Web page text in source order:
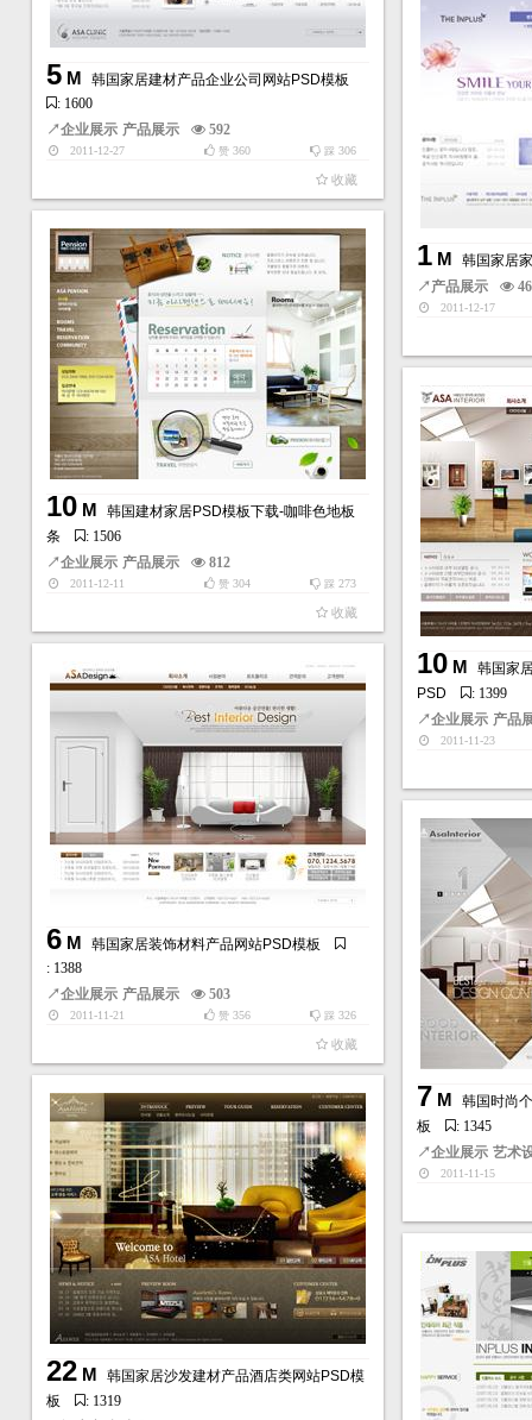
5M
韩国家居建材产品企业公司网站PSD模板
: 1600
↗企业展示 产品展示 592
2011-12-27 踩 306
赞360
收藏
1M
韩国家居
↗产品展示
2011-12-17
10M
韩国建材家居PSD模板下载-咖啡色地板
条
: 1506
↗企业展示 产品展示 812
2011-12-11 踩 273
赞304
收藏
10M
韩国家
PSD
: 1399
↗企业展示 产品
2011-11-23
6M
韩国家居装饰材料产品网站PSD模板
: 1388
↗企业展示 产品展示 503
2011-11-21 踩 326
赞356
收藏
7 M
韩国时尚
板
: 1345
↗企业展示 艺术
2011-11-15
22M
韩国家居沙发建材产品酒店类网站PSD模
板
: 1319